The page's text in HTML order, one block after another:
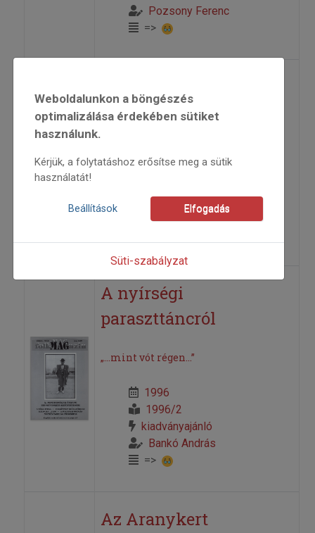
Pozsony Ferenc
=>
mesterei
2001/3
Felföldi László,Gombos
András
A nyírségi
paraszttáncról
„...mint vót régen...”
1996
1996/2
kiadványajánló
Bankó András
=>
Az Aranykert
Weboldalunkon a böngészés
optimalizálása érdekében sütiket
használunk.
Kérjük, a folytatáshoz erősítse meg a sütik
használatát!
Beállítások Elfogadás
Süti-szabályzat